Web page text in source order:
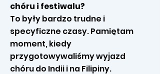
chóru i festiwalu?
To były bardzo trudne i
specyficzne czasy. Pamiętam
moment, kiedy
przygotowywaliśmy wyjazd
chóru do Indii i na Filipiny.